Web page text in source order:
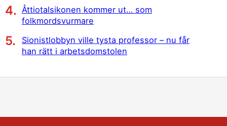
Åttiotalsikonen kommer ut… som
folkmordsvurmare
Sionistlobbyn ville tysta professor – nu får
han rätt i arbetsdomstolen